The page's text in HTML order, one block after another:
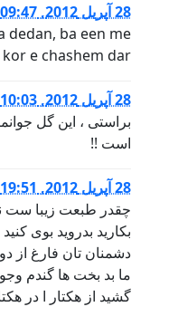
28 آپریل 2012, 09:47
dedan, ba een me
e chashem dar
28 آپریل 2012, 10:03
براستی ، این گل
است !!
28 آپریل 2012, 19:51
چقدر طبعت زیبا ست
بکارید بدروید بوی
دشمنان تان فارغ از
ما بد بخت ها گندم
گشید از هکتار ا در